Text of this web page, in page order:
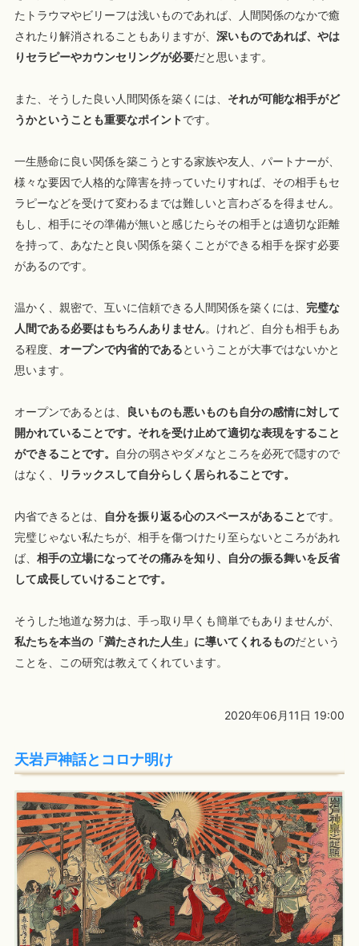
たトラウマやビリーフは浅いものであれば、人間関係のなかで癒
されたり解消されることもありますが、 深いものであれば、やは
りセラピーやカウンセリングが必要だと思います。
また、そうした良い人間関係を築くには、 それが可能な相手がど
うかということも重要なポイントです。
一生懸命に良い関係を築こうとする家族や友人、パートナーが、
様々な要因で人格的な障害を持っていたりすれば、その相手もセ
ラピーなどを受けて変わるまでは難しいと言わざるを得ません。
もし、相手にその準備が無いと感じたらその相手とは適切な距離
を持って、あなたと良い関係を築くことができる相手を探す必要
があるのです。
温かく、親密で、互いに信頼できる人間関係を築くには、 完璧な
人間である必要はもちろんありません。けれど、自分も相手もあ
る程度、 オープンで内省的であるということが大事ではないかと
思います。
オープンであるとは、
良いものも悪いものも自分の感情に対して
開かれていることです。それを受け止めて適切な表現をすること
ができることです。
自分の弱さやダメなところを必死で隠すので
はなく、
リラックスして自分らしく居られることです。
内省できるとは、 自分を振り返る心のスペースがあることです。
完璧じゃない私たちが、相手を傷つけたり至らないところがあれ
ば、 相手の立場になってその痛みを知り、自分の振る舞いを反省
して成長していけることです。
そうした地道な努力は、手っ取り早くも簡単でもありませんが、
私たちを本当の「満たされた人生」に導いてくれるものだという
ことを、この研究は教えてくれています。
2020年06月11日 19:00
天岩戸神話とコロナ明け